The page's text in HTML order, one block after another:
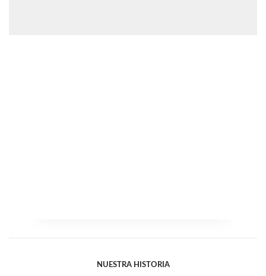
NUESTRA HISTORIA